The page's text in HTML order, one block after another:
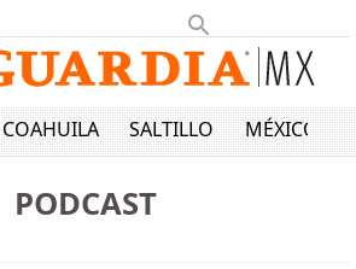
COAHUILA SALTILLO MÉXICO
PODCAST